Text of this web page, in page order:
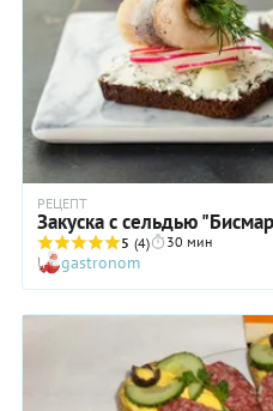
РЕЦЕПТ
Закуска с сельдью
5 (4) 30 мин
gastronom